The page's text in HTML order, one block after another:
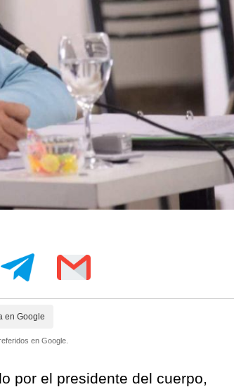
en Google
en Google.
por el presidente del cuerpo,